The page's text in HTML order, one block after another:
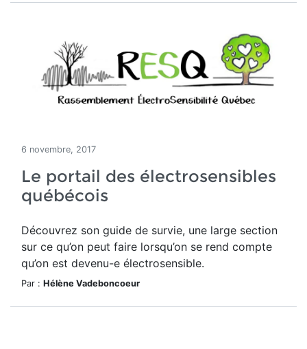
6 novembre, 2017
Le portail des électrosensibles
québécois
Découvrez son guide de survie, une large section
sur ce qu’on peut faire lorsqu’on se rend compte
qu’on est devenu-e électrosensible.
Par : Hélène Vadeboncoeur